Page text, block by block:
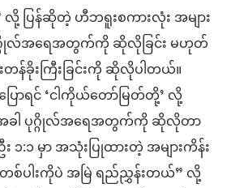
ပြန်ဆိုတဲ့ ဟီဘရူးစကားလုံး အများ
ဂိုလ်အရေအတွက်ကို ဆိုလိုခြင်း မဟုတ်
းတန်ခိုးကြီးခြင်းကို ဆိုလိုပါတယ်။
ြောရင် ‘ငါကိုယ်တော်မြတ်တို့’ လို့
တဲ့အခါ ပုဂ္ဂိုလ်အရေအတွက်ကို ဆိုလိုတာ
:၁ မှာ အသုံးပြုထားတဲ့ အများကိန်း
စ်ပါးကိုပဲ အမြဲ ရည်ညွှန်းတယ်” လို့